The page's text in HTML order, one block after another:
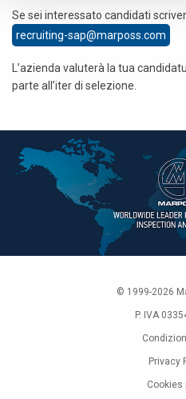
Se sei interessato candidati
recruiting-sap@marposs.com
L’azienda valuterà la tua
parte all’iter di selezione.
© 1999-2026
P. IVA
Privacy
Cookies